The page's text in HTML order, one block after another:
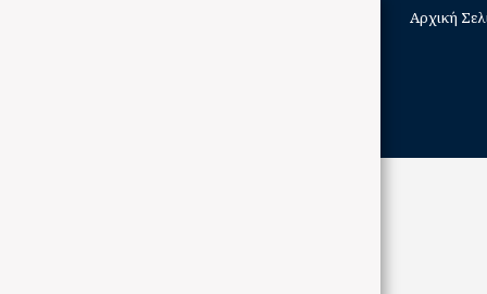
Αρχική